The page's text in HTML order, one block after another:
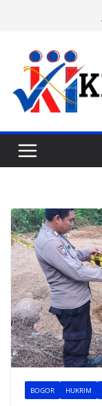
content
BOGOR HUKRIM